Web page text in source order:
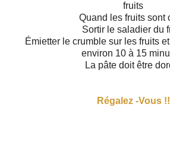
fruits
Quand les fruits sont
Sortir le saladier du
Émietter le crumble sur les fruits
environ 10 à 15
La pâte doit être
Régalez -Vous !!